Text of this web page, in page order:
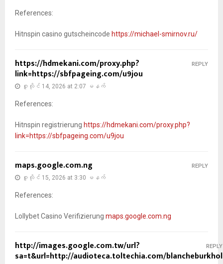
References:
Hitnspin casino gutscheincode https://michael-smirnov.ru/
https://hdmekani.com/proxy.php?
link=https://sbfpageing.com/u9jou
ဇူလိုင် 14, 2026 at 2:07 မနက်
References:
Hitnspin registrierung https://hdmekani.com/proxy.php?
link=https://sbfpageing.com/u9jou
REPLY
maps.google.com.ng
ဇူလိုင် 15, 2026 at 3:30 မနက်
References:
Lollybet Casino Verifizierung maps.google.com.ng
REPLY
http://images.google.com.tw/url?
sa=t&url=http://audioteca.toltechia.com/blancheburkhol
REPLY